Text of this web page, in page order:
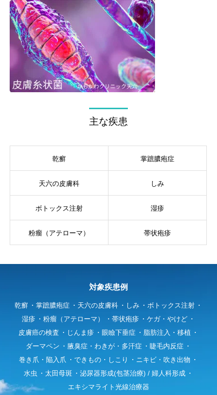
主な疾患
乾癬 掌蹠膿疱症
天六の皮膚科 しみ
ボトックス注射 湿疹
粉瘤（アテローマ） 帯状疱疹
対象疾患例
乾癬 掌蹠膿疱症 天六の皮膚科 しみ
ボトックス注射
湿疹
粉瘤（アテローマ） 帯状疱疹
ケガ・やけど
皮膚癌の検査
じんま疹 眼瞼下垂症
脂肪注入・移植
ダーマペン
腋臭症・わきが・多汗症
睫毛内反症
巻き爪・陥入爪
できもの・しこり
ニキビ・吹き出物
水虫
太田母斑
泌尿器形成(包茎治療) / 婦人科形成
エキシマライト光線治療器